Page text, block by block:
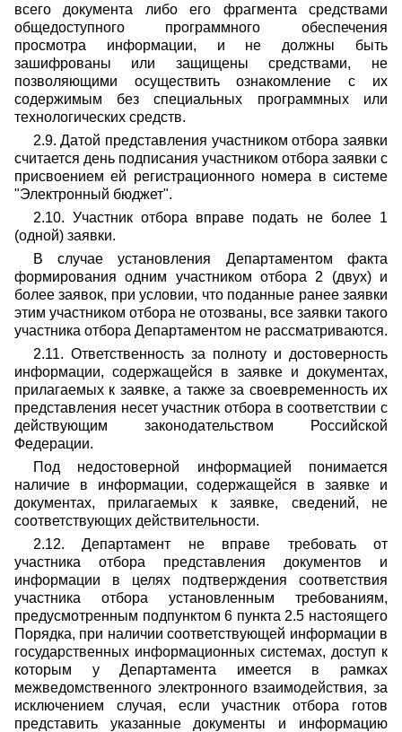
всего документа либо его фрагмента средствами
общедоступного программного обеспечения
просмотра информации, и не должны быть
зашифрованы или защищены средствами, не
позволяющими осуществить ознакомление с их
содержимым без специальных программных или
технологических средств.
2.9. Датой представления участником отбора заявки
считается день подписания участником отбора заявки с
присвоением ей регистрационного номера в системе
"Электронный бюджет".
2.10. Участник отбора вправе подать не более 1
(одной) заявки.
В случае установления Департаментом факта
формирования одним участником отбора 2 (двух) и
более заявок, при условии, что поданные ранее заявки
этим участником отбора не отозваны, все заявки такого
участника отбора Департаментом не рассматриваются.
2.11. Ответственность за полноту и достоверность
информации, содержащейся в заявке и документах,
прилагаемых к заявке, а также за своевременность их
представления несет участник отбора в соответствии с
действующим законодательством Российской
Федерации.
Под недостоверной информацией понимается
наличие в информации, содержащейся в заявке и
документах, прилагаемых к заявке, сведений, не
соответствующих действительности.
2.12. Департамент не вправе требовать от
участника отбора представления документов и
информации в целях подтверждения соответствия
участника отбора установленным требованиям,
предусмотренным подпунктом 6 пункта 2.5 настоящего
Порядка, при наличии соответствующей информации в
государственных информационных системах, доступ к
которым у Департамента имеется в рамках
межведомственного электронного взаимодействия, за
исключением случая, если участник отбора готов
представить указанные документы и информацию